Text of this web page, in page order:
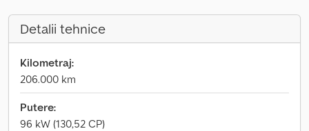
Detalii tehnice
Kilometraj:
206.000 km
Putere:
96 kW (130,52 CP)